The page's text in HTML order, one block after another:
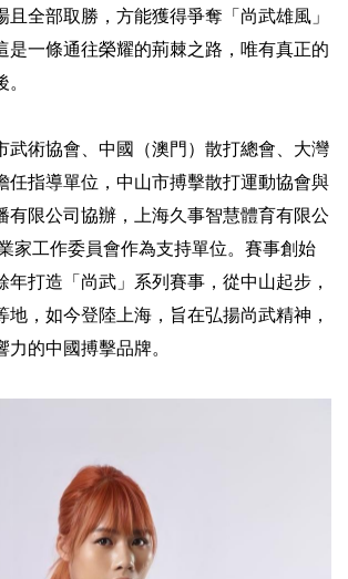
且全部取勝，方能獲得爭奪「尚武雄風」
是一條通往榮耀的荊棘之路，唯有真正的
武術協會、中國（澳門）散打總會、大灣
任指導單位，中山市搏擊散打運動協會與
有限公司協辦，上海久事智慧體育有限公
家工作委員會作為支持單位。賽事創始
年打造「尚武」系列賽事，從中山起步，
地，如今登陸上海，旨在弘揚尚武精神，
的中國搏擊品牌。